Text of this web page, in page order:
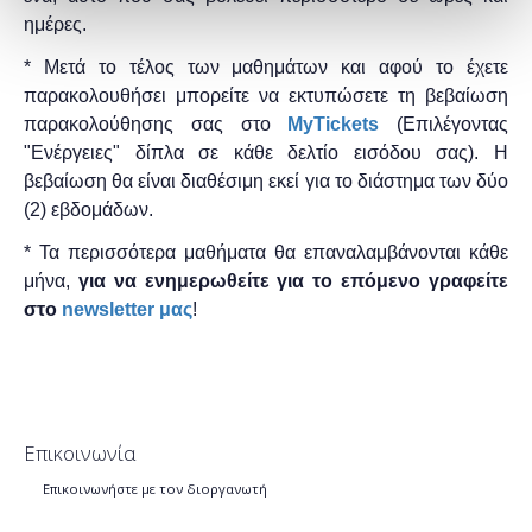
ημέρες.
* Μετά το τέλος των μαθημάτων και αφού το έχετε
παρακολουθήσει μπορείτε να εκτυπώσετε τη βεβαίωση
παρακολούθησης ​σας στο
MyTickets (Επιλέγοντας
"Ενέργειες" δίπλα σε κάθε δελτίο εισόδου σας). Η
βεβαίωση θα είναι διαθέσιμη εκεί για το διάστημα των δύο
(2) εβδομάδων.
* Τα περισσότερα μαθήματα θα επαναλαμβάνονται κάθε
μήνα, για να ενημερωθείτε για το επόμενο γραφείτε
στο newsletter μας!
Επικοινωνία
Επικοινωνήστε με τον διοργανωτή